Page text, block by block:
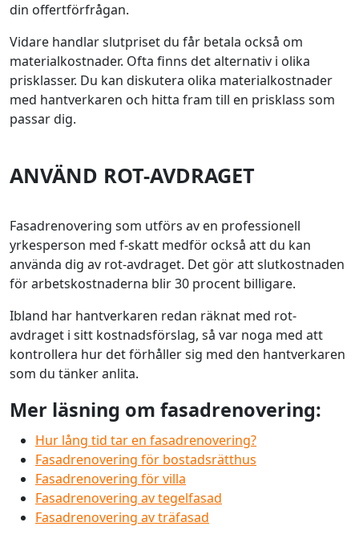
din offertförfrågan.
Vidare handlar slutpriset du får betala också om
materialkostnader. Ofta finns det alternativ i olika
prisklasser. Du kan diskutera olika materialkostnader
med hantverkaren och hitta fram till en prisklass som
passar dig.
ANVÄND ROT-AVDRAGET
Fasadrenovering som utförs av en professionell
yrkesperson med f-skatt medför också att du kan
använda dig av rot-avdraget. Det gör att slutkostnaden
för arbetskostnaderna blir 30 procent billigare.
Ibland har hantverkaren redan räknat med rot-
avdraget i sitt kostnadsförslag, så var noga med att
kontrollera hur det förhåller sig med den hantverkaren
som du tänker anlita.
Mer läsning om fasadrenovering:
Hur lång tid tar en fasadrenovering?
Fasadrenovering för bostadsrätthus
Fasadrenovering för villa
Fasadrenovering av tegelfasad
Fasadrenovering av träfasad